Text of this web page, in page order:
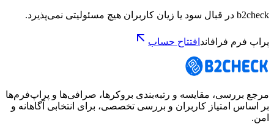
b2check در قبال سود یا زیان کاربران هیچ مسئولیتی نمی‌پذیرد.
پراپ فرم فرافاند افتتاح حساب
مرجع بررسی، مقایسه و رتبه‌بندی بروکرها، صرافی‌ها و پراپ‌فرم‌ها
بر اساس امتیاز کاربران و بررسی تخصصی، برای انتخابی آگاهانه و
امن.